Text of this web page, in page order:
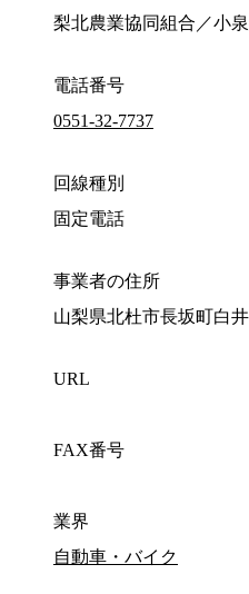
梨北農業協同組合／小
電話番号
0551-32-7737
回線種別
固定電話
事業者の住所
山梨県北杜市長坂町白
URL
FAX番号
業界
自動車・バイク